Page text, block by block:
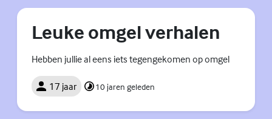
Leuke omgel verhalen
Hebben jullie al eens iets tegengekomen op omgel
17 jaar 10 jaren geleden